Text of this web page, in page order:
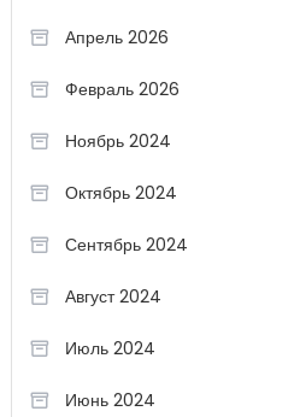
Апрель 2026
Февраль 2026
Ноябрь 2024
Октябрь 2024
Сентябрь 2024
Август 2024
Июль 2024
Июнь 2024